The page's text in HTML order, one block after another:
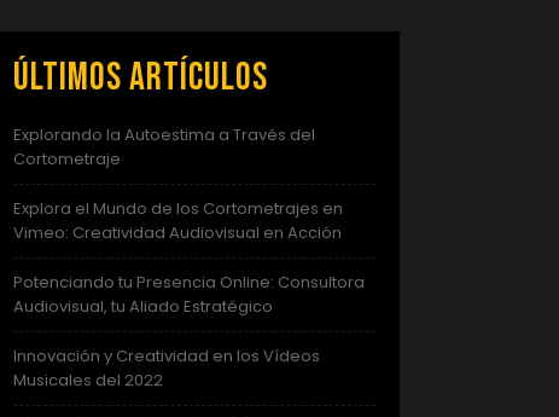
Últimos artículos
Explorando la Autoestima a Través del
Cortometraje
Explora el Mundo de los Cortometrajes en
Vimeo: Creatividad Audiovisual en Acción
Potenciando tu Presencia Online: Consultora
Audiovisual, tu Aliado Estratégico
Innovación y Creatividad en los Vídeos
Musicales del 2022